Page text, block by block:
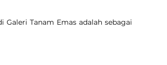
Galeri Tanam Emas adalah sebagai